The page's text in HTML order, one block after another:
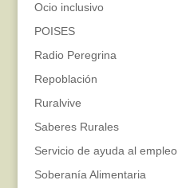
Ocio inclusivo
POISES
Radio Peregrina
Repoblación
Ruralvive
Saberes Rurales
Servicio de ayuda al empleo
Soberanía Alimentaria